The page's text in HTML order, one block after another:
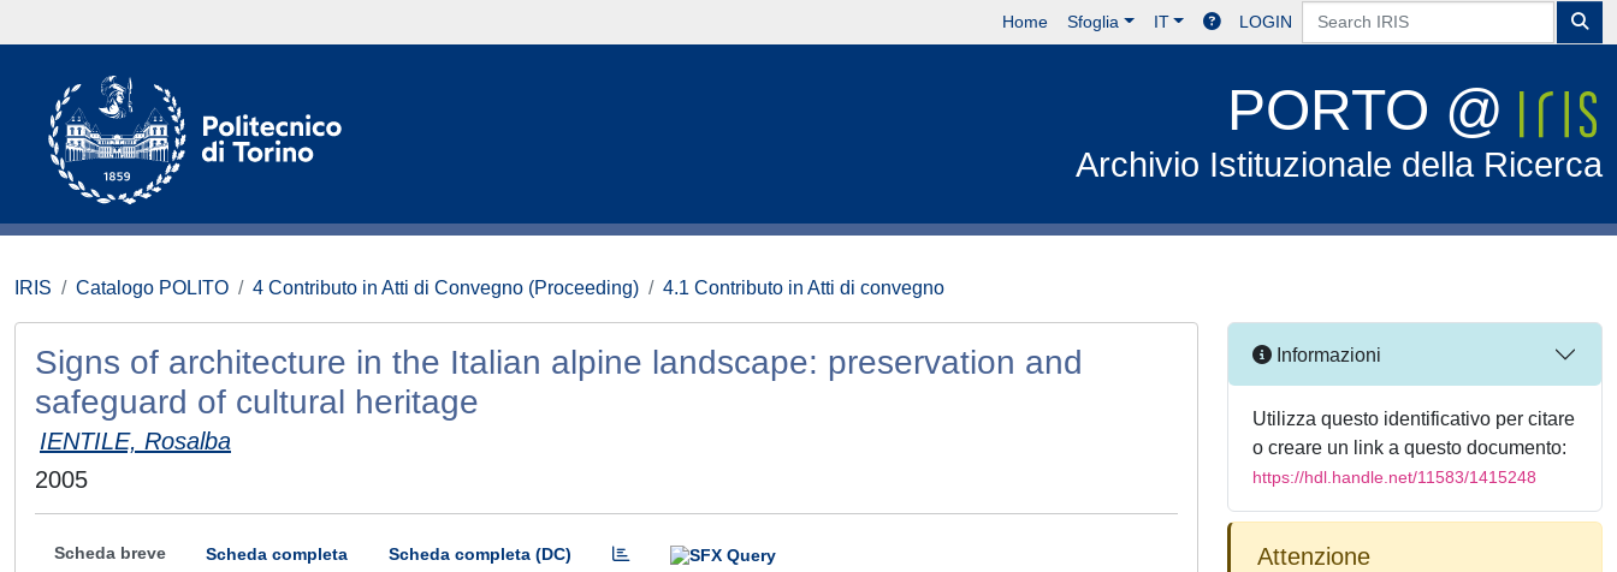
Home Sfoglia IT LOGIN
PORTO @
Archivio Istituzionale della Ricerca
IRIS Catalogo POLITO 4 Contributo in Atti di Convegno (Proceeding) 4.1 Contributo in Atti di convegno
Signs of architecture in the Italian alpine landscape: preservation and
safeguard of cultural heritage
IENTILE, Rosalba
2005
Scheda breve Scheda completa Scheda completa (DC)
Informazioni
Utilizza questo identificativo per citare
o creare un link a questo documento:
https://hdl.handle.net/11583/1415248
Attenzione